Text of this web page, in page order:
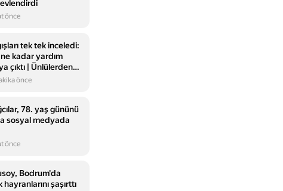
önce
tek tek inceledi:
kadar yardım
çıktı | Ünlülerden
14 milyonluk
önce
78. yaş gününü
sosyal medyada
önce
Bodrum'da
şaşırttı